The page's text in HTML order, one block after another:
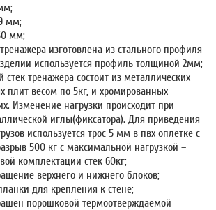
мм;
мм;
изготовлена из стального профиля
используется профиль толщиной 2мм;
стек тренажера состоит из металлических
плит весом по 5кг, и хромированных
Изменение нагрузки происходит при
иглы(фиксатора). Для приведения
используется трос 5 мм в пвх оплетке с
500 кг с максимальной нагрузкой –
комплектации стек 60кг;
верхнего и нижнего блоков;
для крепления к стене;
порошковой термоотверждаемой